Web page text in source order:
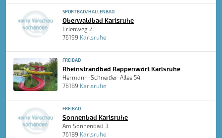
SPORTBAD/HALLENBAD
Oberwaldbad Karlsruhe
Erlenweg 2
76199 Karlsruhe
FREIBAD
Rheinstrandbad Rappenwört Karlsruhe
Hermann-Schneider-Allee 54
76189 Karlsruhe
FREIBAD
Sonnenbad Karlsruhe
Am Sonnenbad 3
76189 Karlsruhe